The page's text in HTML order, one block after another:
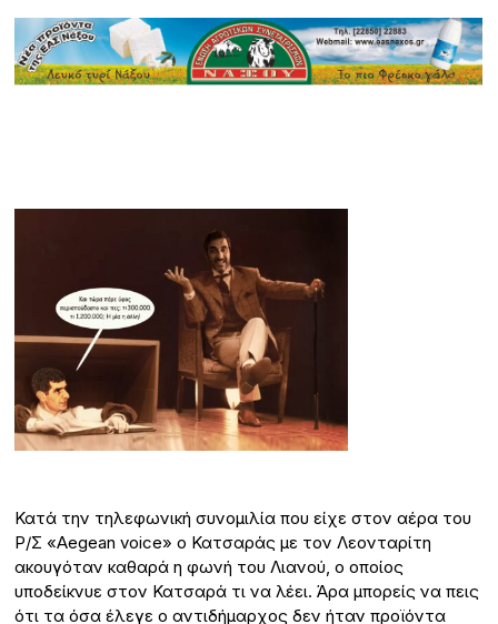
Κατά την τηλεφωνική συνομιλία που είχε στον αέρα του
Ρ/Σ «Aegean voice» ο Κατσαράς με τον Λεονταρίτη
ακουγόταν καθαρά η φωνή του Λιανού, ο οποίος
υποδείκνυε στον Κατσαρά τι να λέει. Άρα μπορείς να πεις
ότι τα όσα έλεγε ο αντιδήμαρχος δεν ήταν προϊόντα